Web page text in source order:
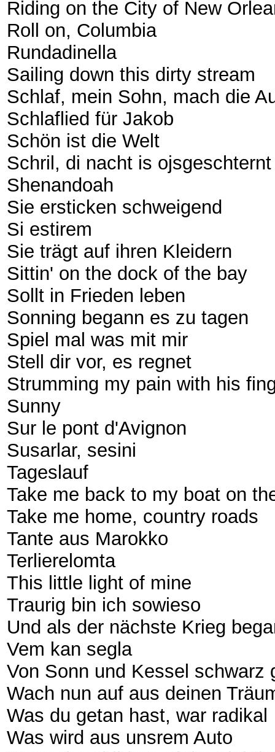
Riding on the City of New
Roll on, Columbia
Rundadinella
Sailing down this dirty stream
Schlaf, mein Sohn, mach die
Schlaflied für Jakob
Schön ist die Welt
Schril, di nacht is ojsgeschternt
Shenandoah
Sie ersticken schweigend
Si estirem
Sie trägt auf ihren Kleidern
Sittin' on the dock of the bay
Sollt in Frieden leben
Sonning begann es zu tagen
Spiel mal was mit mir
Stell dir vor, es regnet
Strumming my pain with his
Sunny
Sur le pont d'Avignon
Susarlar, sesini
Tageslauf
Take me back to my boat on
Take me home, country roads
Tante aus Marokko
Terlierelomta
This little light of mine
Traurig bin ich sowieso
Und als der nächste Krieg
Vem kan segla
Von Sonn und Kessel schwarz
Wach nun auf aus deinen
Was du getan hast, war radikal
Was wird aus unsrem Auto